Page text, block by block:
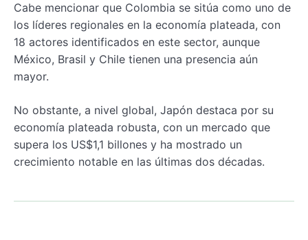
Cabe mencionar que Colombia se sitúa como uno de
los líderes regionales en la economía plateada, con
18 actores identificados en este sector, aunque
México, Brasil y Chile tienen una presencia aún
mayor.
No obstante, a nivel global, Japón destaca por su
economía plateada robusta, con un mercado que
supera los US$1,1 billones y ha mostrado un
crecimiento notable en las últimas dos décadas.